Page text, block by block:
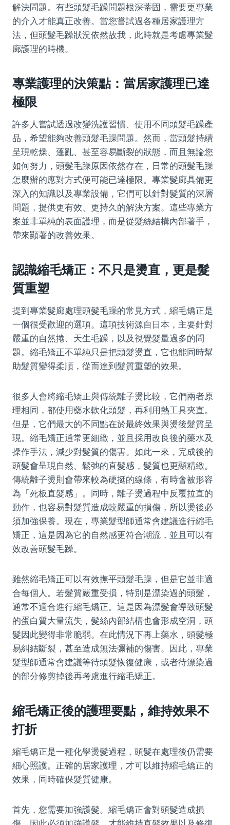
解決問題。有些頭髮毛躁問題根深蒂固，需要更專業
的介入才能真正改善。當您嘗試過各種居家護理方
法，但頭髮毛躁狀況依然故我，此時就是考慮專業髮
廊護理的時機。
專業護理的決策點：當居家護理已達
極限
許多人嘗試透過改變洗護習慣、使用不同頭髮毛躁產
品，希望能夠改善頭髮毛躁問題。然而，當頭髮持續
呈現乾燥、蓬亂、甚至容易斷裂的狀態，而且無論您
如何努力，頭髮毛躁原因依然存在，日常的頭髮毛躁
怎麼辦的應對方式便可能已達極限。專業髮廊具備更
深入的知識以及專業設備，它們可以針對髮質的深層
問題，提供更有效、更持久的解決方案。這些專業方
案並非單純的表面護理，而是從髮絲結構內部著手，
帶來顯著的改善效果。
認識縮毛矯正：不只是燙直，更是髮
質重塑
提到專業髮廊處理頭髮毛躁的常見方式，縮毛矯正是
一個很受歡迎的選項。這項技術源自日本，主要針對
嚴重的自然捲、天生毛躁，以及視覺髮量過多的問
題。縮毛矯正不單純只是把頭髮燙直，它也能同時幫
助髮質變得柔順，從而達到髮質重塑的效果。
很多人會將縮毛矯正與傳統離子燙比較，它們兩者原
理相同，都使用藥水軟化頭髮，再利用熱工具夾直。
但是，它們最大的不同點在於最終效果與燙後髮質呈
現。縮毛矯正通常更細緻，並且採用改良後的藥水及
操作手法，減少對髮質的傷害。如此一來，完成後的
頭髮會呈現自然、鬆弛的直髮感，髮質也更顯精緻。
傳統離子燙則會帶來較為硬挺的線條，有時會被形容
為「死板直髮感」。同時，離子燙過程中反覆拉直的
動作，也容易對髮質造成較嚴重的損傷，所以燙後必
須加強保養。現在，專業髮型師通常會建議進行縮毛
矯正，這是因為它的自然感更符合潮流，並且可以有
效改善頭髮毛躁。
雖然縮毛矯正可以有效撫平頭髮毛躁，但是它並非適
合每個人。若髮質嚴重受損，特別是漂染過的頭髮，
通常不適合進行縮毛矯正。這是因為漂髮會導致頭髮
的蛋白質大量流失，髮絲內部結構也會形成空洞，頭
髮因此變得非常脆弱。在此情況下再上藥水，頭髮極
易糾結斷裂，甚至造成無法彌補的傷害。因此，專業
髮型師通常會建議等待頭髮恢復健康，或者待漂染過
的部分修剪掉後再考慮進行縮毛矯正。
縮毛矯正後的護理要點，維持效果不
打折
縮毛矯正是一種化學燙髮過程，頭髮在處理後仍需要
細心照護。正確的居家護理，才可以維持縮毛矯正的
效果，同時確保髮質健康。
首先，您需要加強護髮。縮毛矯正會對頭髮造成損